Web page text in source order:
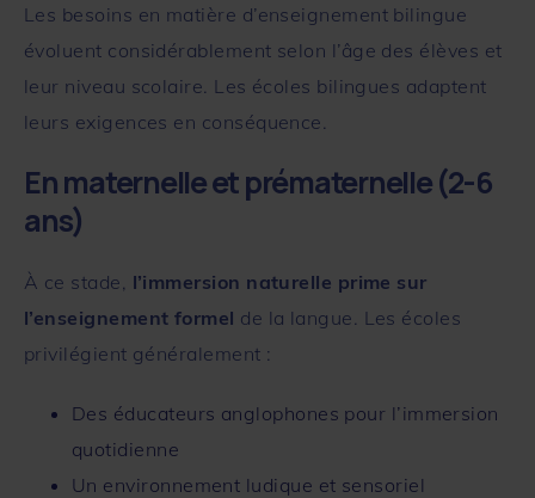
Les besoins en matière d’enseignement bilingue
évoluent considérablement selon l’âge des élèves et
leur niveau scolaire. Les écoles bilingues adaptent
leurs exigences en conséquence.
En maternelle et prématernelle (2-6
ans)
À ce stade, l’immersion naturelle prime sur
l’enseignement formel de la langue. Les écoles
privilégient généralement :
Des éducateurs anglophones pour l’immersion
quotidienne
Un environnement ludique et sensoriel